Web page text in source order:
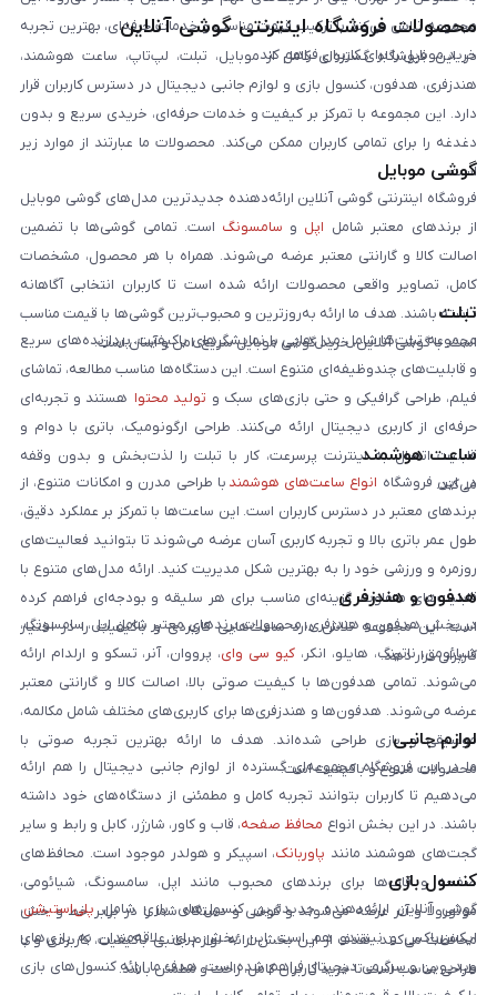
مجموعه تلاش می‌کند با ترکیب قیمت مناسب و خدمات حرفه‌ای، بهترین تجربه
خرید موبایل را برای کاربران فراهم کند.
محصولات فروشگاه اینترنتی گوشی آنلاین
در این فروشگاه گستره‌ای کامل از موبایل، تبلت، لپ‌تاپ، ساعت هوشمند،
هندزفری، هدفون، کنسول بازی و لوازم جانبی دیجیتال در دسترس کاربران قرار
دارد. این مجموعه با تمرکز بر کیفیت و خدمات حرفه‌ای، خریدی سریع و بدون
دغدغه را برای تمامی کاربران ممکن می‌کند. محصولات ما عبارتند از موارد زیر
است:
گوشی موبایل
فروشگاه اینترنتی گوشی آنلاین ارائه‌دهنده جدیدترین مدل‌های گوشی موبایل
از برندهای معتبر شامل اپل و سامسونگ است. تمامی گوشی‌ها با تضمین
اصالت کالا و گارانتی معتبر عرضه می‌شوند. همراه با هر محصول، مشخصات
کامل، تصاویر واقعی محصولات ارائه شده است تا کاربران انتخابی آگاهانه
داشته باشند. هدف ما ارائه به‌روزترین و محبوب‌ترین گوشی‌ها با قیمت مناسب
است. با گوشی آنلاین، خرید گوشی موبایل سریع، امن و آسان است.
تبلت
مجموعه تبلت‌ها شامل مدل‌هایی با نمایشگرهای باکیفیت، پردازنده‌های سریع
و قابلیت‌های چندوظیفه‌ای متنوع است. این دستگاه‌ها مناسب مطالعه، تماشای
فیلم، طراحی گرافیکی و حتی بازی‌های سبک و تولید محتوا هستند و تجربه‌ای
حرفه‌ای از کاربری دیجیتال ارائه می‌کنند. طراحی ارگونومیک، باتری با دوام و
قابلیت اتصال به اینترنت پرسرعت، کار با تبلت را لذت‌بخش و بدون وقفه
می‌کند.
ساعت هوشمند
در این فروشگاه انواع ساعت‌های هوشمند با طراحی مدرن و امکانات متنوع، از
برندهای معتبر در دسترس کاربران است. این ساعت‌ها با تمرکز بر عملکرد دقیق،
طول عمر باتری بالا و تجربه کاربری آسان عرضه می‌شوند تا بتوانید فعالیت‌های
روزمره و ورزشی خود را به بهترین شکل مدیریت کنید. ارائه مدل‌های متنوع با
قابلیت‌های متفاوت، گزینه‌ای مناسب برای هر سلیقه و بودجه‌ای فراهم کرده
است. این مجموعه تلاش دارد ساعت‌هایی کاربردی و باکیفیت را در اختیار
کاربران قرار دهد.
هدفون و هندزفری
در بخش هدفون و هندزفری، محصولات برندهای معتبر شامل اپل، سامسونگ،
شیائومی، ناتینگ، هایلو، انکر، کیو سی وای، پرووان، آنر، تسکو و ارلدام ارائه
می‌شوند. تمامی هدفون‌ها با کیفیت صوتی بالا، اصالت کالا و گارانتی معتبر
عرضه می‌شوند. هدفون‌ها و هندزفری‌ها برای کاربری‌های مختلف شامل مکالمه،
موسیقی و بازی طراحی شده‌اند. هدف ما ارائه بهترین تجربه صوتی با
محصولات متنوع و باکیفیت است.
لوازم جانبی
ما در این فروشگاه مجموعه‌ای گسترده از لوازم جانبی دیجیتال را هم ارائه
می‌دهیم تا کاربران بتوانند تجربه کامل و مطمئنی از دستگاه‌های خود داشته
باشند. در این بخش انواع محافظ صفحه، قاب و کاور، شارژر، کابل و رابط و سایر
گجت‌های هوشمند مانند پاوربانک، اسپیکر و هولدر موجود است. محافظ‌های
صفحه و قاب‌ها برای برندهای محبوب مانند اپل، سامسونگ، شیائومی،
موتورولا و آنر عرضه می‌شوند و گوشی و دستگاه شما را در برابر خط و خش
محافظت می‌کنند. هدف از این بخش ارائه لوازم جانبی باکیفیت، کاربردی و با
طراحی مناسب است تا خرید کاربران کامل، راحت و مطمئن باشد.
کنسول بازی
گوشی آنلاین ارائه‌دهنده جدیدترین کنسول‌های بازی شامل پلی‌استیشن،
ایکس‌باکس و نینتندو هم است. این بخش برای علاقه‌مندان به بازی‌های
ویدیویی و سرگرمی دیجیتال فراهم شده است. هدف ما ارائه کنسول‌های بازی